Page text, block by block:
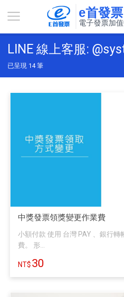
e首發票
電子發票加
LINE 線上客服:
已呈現 14筆
中獎發票領獎變更作業費
小額付款 使用 台灣 PAY 、銀行
費。 形...
30